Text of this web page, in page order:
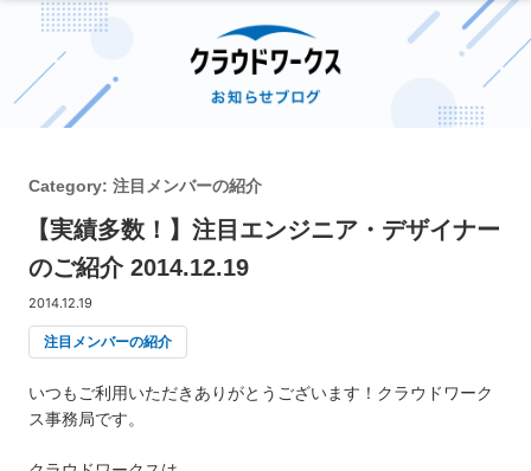
Category: 注目メンバーの紹介
【実績多数！】注目エンジニア・デザイナー
のご紹介 2014.12.19
2014.12.19
注目メンバーの紹介
いつもご利用いただきありがとうございます！クラウドワーク
ス事務局です。